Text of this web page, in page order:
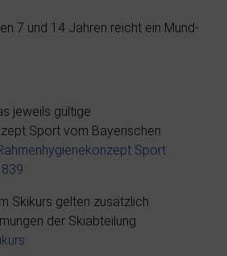
7 und 14 Jahren reicht ein Mund-
jeweils gültige
Sport vom Bayerischen
Sport
Skikurs gelten zusätzlich
der Skiabteilung